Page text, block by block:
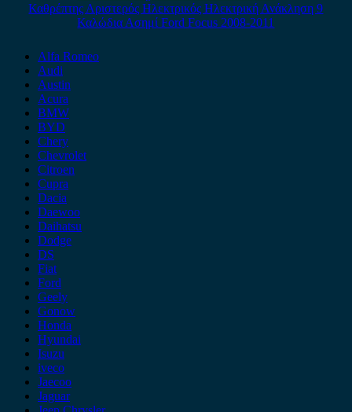
Καθρέπτης Αριστερός Ηλεκτρικός Ηλεκτρική Ανάκληση 9
Καλώδια Ασημί Ford Focus 2008-2011
Alfa Romeo
Audi
Austin
Acura
BMW
BYD
Chery
Chevrolet
Citroen
Cupra
Dacia
Daewoo
Daihatsu
Dodge
DS
Fiat
Ford
Geely
Gonow
Honda
Hyundai
Isuzu
iveco
Jaecoo
Jaguar